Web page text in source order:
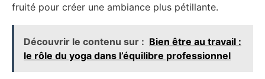
fruité pour créer une ambiance plus pétillante.
Découvrir le contenu sur : Bien être au travail :
le rôle du yoga dans l’équilibre professionnel